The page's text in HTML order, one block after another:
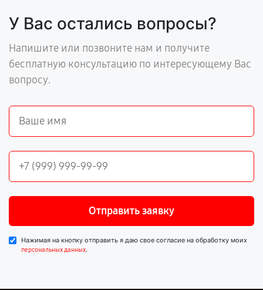
У Вас остались вопросы?
Напишите или позвоните нам и получите
бесплатную консультацию по интересующему Вас
вопросу.
Отправить заявку
Нажимая на кнопку отправить я даю свое согласие на обработку моих
персональных данных.